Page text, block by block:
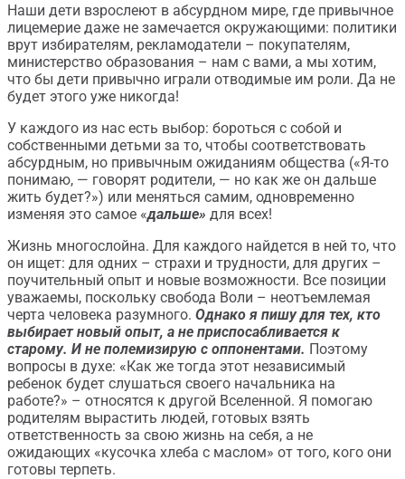
Наши дети взрослеют в абсурдном мире, где привычное
лицемерие даже не замечается окружающими: политики
врут избирателям, рекламодатели – покупателям,
министерство образования – нам с вами, а мы хотим,
что бы дети привычно играли отводимые им роли. Да не
будет этого уже никогда!
У каждого из нас есть выбор: бороться с собой и
собственными детьми за то, чтобы соответствовать
абсурдным, но привычным ожиданиям общества («Я-то
понимаю, — говорят родители, — но как же он дальше
жить будет?») или меняться самим, одновременно
изменяя это самое «дальше» для всех!
Жизнь многослойна. Для каждого найдется в ней то, что
он ищет: для одних – страхи и трудности, для других –
поучительный опыт и новые возможности. Все позиции
уважаемы, поскольку свобода Воли – неотъемлемая
черта человека разумного. Однако я пишу для тех, кто
выбирает новый опыт, а не приспосабливается к
старому. И не полемизирую с оппонентами. Поэтому
вопросы в духе: «Как же тогда этот независимый
ребенок будет слушаться своего начальника на
работе?» – относятся к другой Вселенной. Я помогаю
родителям вырастить людей, готовых взять
ответственность за свою жизнь на себя, а не
ожидающих «кусочка хлеба с маслом» от того, кого они
готовы терпеть.